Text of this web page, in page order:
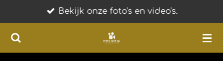
direct
naar
de
Bekijk onze foto's en video's.